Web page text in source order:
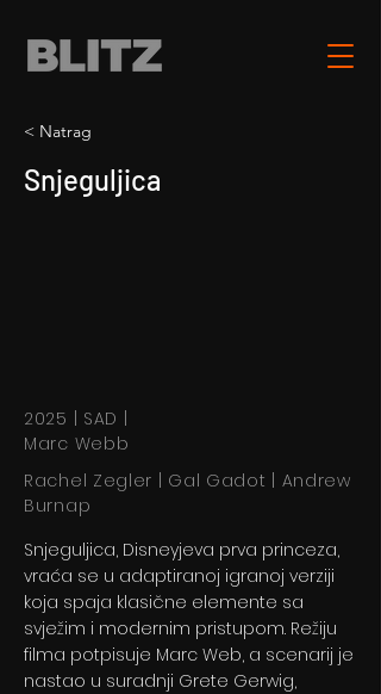
< Natrag
Snjeguljica
2025 | SAD |
Marc Webb
Rachel Zegler | Gal Gadot | Andrew
Burnap
Snjeguljica, Disneyjeva prva princeza,
vraća se u adaptiranoj igranoj verziji
koja spaja klasične elemente sa
svježim i modernim pristupom. Režiju
filma potpisuje Marc Web, a scenarij je
nastao u suradnji Grete Gerwig,